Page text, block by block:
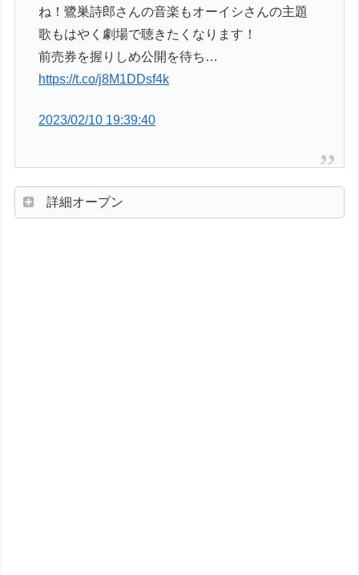
ね！鷺巣詩郎さんの音楽もオーイシさんの主題
歌もはやく劇場で聴きたくなります！
前売券を握りしめ公開を待ち…
https://t.co/j8M1DDsf4k
2023/02/10 19:39:40
詳細オープン